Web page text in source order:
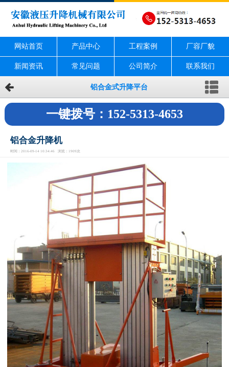
网站首页 产品中心 工程案例 厂容厂貌
新闻资讯 常见问题 公司简介 联系我们
铝合金式升降平台
一键拨号：152-5313-4653
铝合金升降机
时间：2016-09-14 10:34:46 浏览：1909次